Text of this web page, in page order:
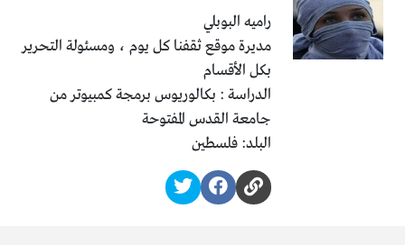
راميه البوبلي
مديرة موقع ثقفنا كل يوم ، ومسئولة التحرير
بكل الأقسام
الدراسة : بكالوريوس برمجة كمبيوتر من
جامعة القدس المفتوحة
البلد: فلسطين